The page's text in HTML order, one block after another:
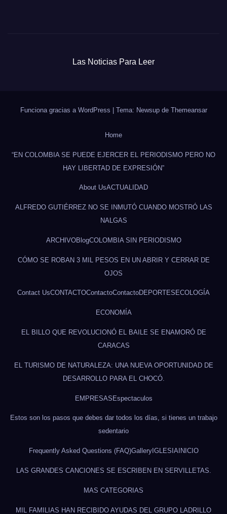
Las Noticias Para Leer
Funciona gracias a WordPress Tema: Newsup de Themeansar
Home
“EN COLOMBIA SE PUEDE EJERCER EL PERIODISMO PERO NO
HAY LIBERTAD DE EXPRESIÓN”
About UsACTUALIDAD
ALFREDO GUTIÉRREZ NO SE INMUTÓ CUANDO MOSTRÓ LAS
NALGAS
ARCHIVOBlogCOLOMBIA SIN PERIODISMO
CÓMO SE ROBAN 3 MIL PESOS EN UN ABRIR Y CERRAR DE
OJOS
Contact UsCONTACTOContactoContactoDEPORTES ECOLOGÍA
ECONOMÍA
EL BILLO QUE REVOLUCIONÓ EL BAILE SE ENAMORÓ DE
CARACAS
EL TURISMO DE NATURALEZA: UNA NUEVA OPORTUNIDAD DE
DESARROLLO PARA EL CHOCÓ.
EMPRESASEspectaculos
Estos son los pasos que debes dar todos los días, si tienes un trabajo
sedentario
Frequently Asked Questions (FAQ)GalleryIGLESIAINICIO
LAS GRANDES CANCIONES SE ESCRIBEN EN SERVILLETAS.
MAS CATEGORIAS
MIL FAMILIAS HAN RECIBIDO AYUDAS DEL GRUPO LADRILLO